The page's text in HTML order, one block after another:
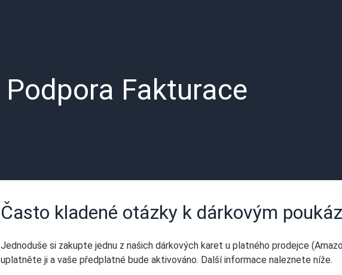
Podpora Fakturace
Často kladené otázky k dárkovým
Jednoduše si zakupte jednu z našich dárkových karet u platného prodejce
uplatněte ji a vaše předplatné bude aktivováno. Další informace naleznete níže.